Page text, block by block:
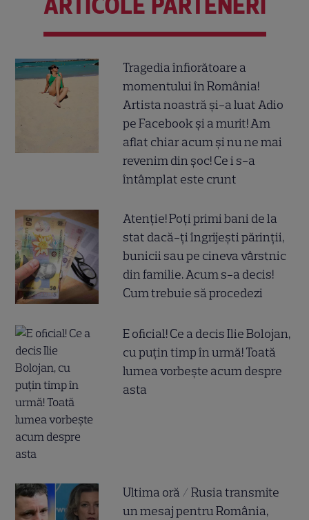
Tragedia înfiorătoare a
momentului în România!
Artista noastră și-a luat Adio
pe Facebook și a murit! Am
aflat chiar acum și nu ne mai
revenim din șoc! Ce i s-a
întâmplat este crunt
Atenție! Poți primi bani de la
stat dacă-ți îngrijești părinții,
bunicii sau pe cineva vârstnic
din familie. Acum s-a decis!
Cum trebuie să procedezi
E oficial! Ce a decis Ilie Bolojan,
cu puțin timp în urmă! Toată
lumea vorbește acum despre
asta
Ultima oră / Rusia transmite
un mesaj pentru România,